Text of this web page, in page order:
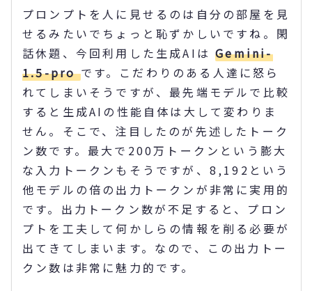
プロンプトを人に見せるのは自分の部屋を見
せるみたいでちょっと恥ずかしいですね。閑
話休題、今回利用した生成AIはGemini-
1.5-proです。こだわりのある人達に怒ら
れてしまいそうですが、最先端モデルで比較
すると生成AIの性能自体は大して変わりま
せん。そこで、注目したのが先述したトーク
ン数です。最大で200万トークンという膨大
な入力トークンもそうですが、8,192という
他モデルの倍の出力トークンが非常に実用的
です。出力トークン数が不足すると、プロン
プトを工夫して何かしらの情報を削る必要が
出てきてしまいます。なので、この出力トー
クン数は非常に魅力的です。